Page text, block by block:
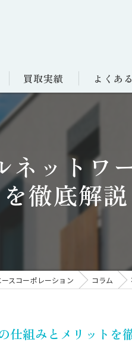
買取実績 よくあ
ットワ
を徹底解説
スコーポレーション コラム
仕組みとメリットを